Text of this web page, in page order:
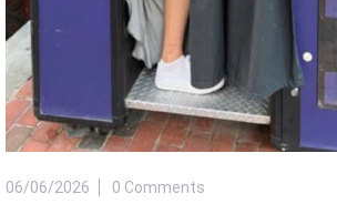
06/06/2026 0 Comments